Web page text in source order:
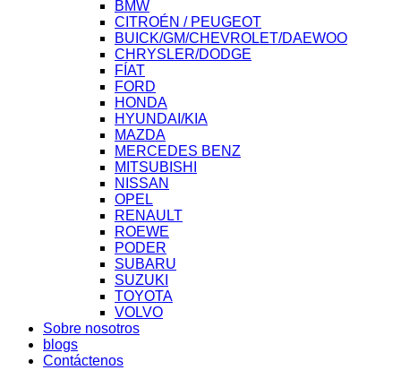
BMW
CITROÉN / PEUGEOT
BUICK/GM/CHEVROLET/DAEWOO
CHRYSLER/DODGE
FÍAT
FORD
HONDA
HYUNDAI/KIA
MAZDA
MERCEDES BENZ
MITSUBISHI
NISSAN
OPEL
RENAULT
ROEWE
PODER
SUBARU
SUZUKI
TOYOTA
VOLVO
Sobre nosotros
blogs
Contáctenos